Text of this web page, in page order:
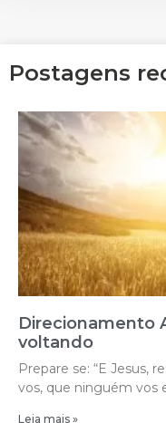
Postagens
Direcionamento
voltando
Prepare se: “E Jesus,
vos, que ninguém vos
Leia mais »